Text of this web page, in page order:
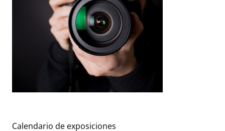
Calendario de exposiciones